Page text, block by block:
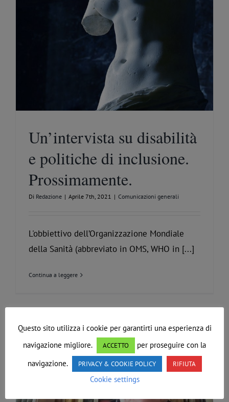
Un’intervista su disabilità
e politiche di inclusione.
Prossimamente.
Di Redazione | Aprile 7th, 2021 | Comunicazioni generali
L'obbiettivo dell’Organizzazione Mondiale
della Sanità (abbreviato in OMS, WHO in [...]
Continua a leggere
Questo sito utilizza i cookie per garantirti una esperienza di
navigazione migliore.
ACCETTO
per proseguire con la
navigazione.
PRIVACY & COOKIE POLICY RIFIUTA
Cookie settings